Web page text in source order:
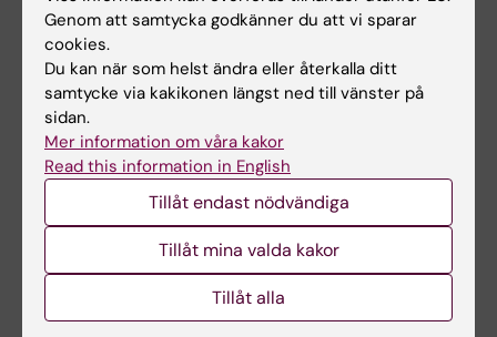
personer med allergier.
Forskningsnätverket fyller ett viktigt behov
genom att samla och utnyttja den breda
expertis inom allergiforskning som finns vid
Karolinska Institutet. Nätverkets
framgångshistoria inkluderar 183
originalartiklar under ChAMP-projektet (2013-
2021), varav 48% publicerades i tidskrifter
med impact factor över 10. Genom sin
internationella profil, exemplifierad av
Genom att samtycka godkänner du att vi sparar
cookies.
Du kan när som helst ändra eller återkalla ditt
samtycke via kakikonen längst ned till vänster på
sidan.
Mer information om våra kakor
Read this information in English
Tillåt endast nödvändiga
Tillåt mina valda kakor
Tillåt alla